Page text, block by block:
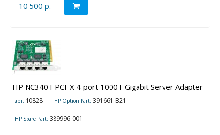
10 500 р.
HP NC340T PCI-X 4-port 1000T Gigabit Server Adapter
арт. 10828 HP Option Part: 391661-B21
HP Spare Part: 389996-001